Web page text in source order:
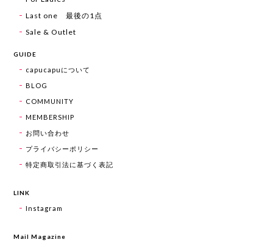
Last one 最後の1点
Sale & Outlet
GUIDE
capucapuについて
BLOG
COMMUNITY
MEMBERSHIP
お問い合わせ
プライバシーポリシー
特定商取引法に基づく表記
LINK
Instagram
Mail Magazine